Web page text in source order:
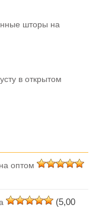
шторы на
в открытом
оптом
(5,00